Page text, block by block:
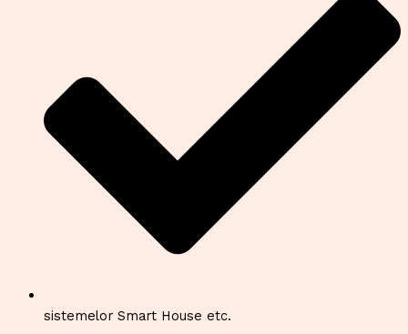
sistemelor Smart House etc.